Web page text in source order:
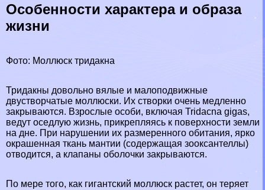
Особенности хаpaктера и образа
жизни
Фото: Моллюск тридакна
Тридакны довольно вялые и малоподвижные
двустворчатые моллюски. Их створки очень медленно
закрываются. Взрослые особи, включая Tridacna gigas,
ведут оседлую жизнь, прикрепляясь к поверхности земли
на дне. При нарушении их размеренного обитания, ярко
окрашенная ткань мантии (содержащая зооксантеллы)
отводится, а клапаны оболочки закрываются.
По мере того, как гигантский моллюск растет, он теряет